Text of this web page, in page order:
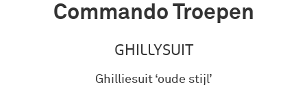
Commando Troepen
GHILLYSUIT
Ghilliesuit ‘oude stijl’